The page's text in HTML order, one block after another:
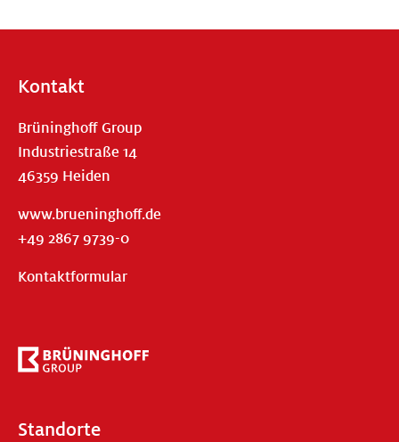
Kontakt
Brüninghoff Group
Industriestraße 14
46359 Heiden
www.brueninghoff.de
+49 2867 9739-0
Kontaktformular
Standorte